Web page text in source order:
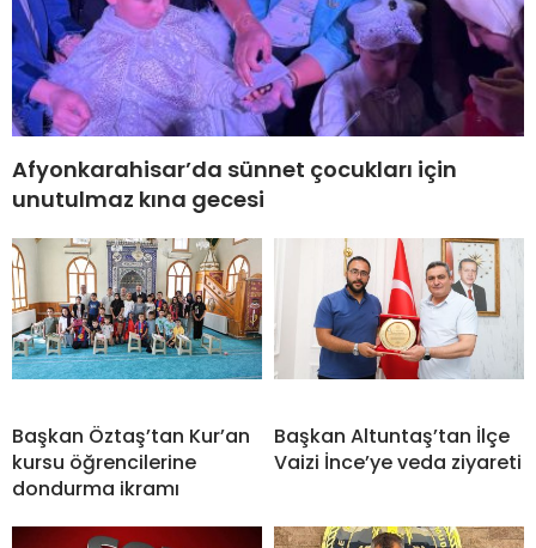
Afyonkarahisar’da sünnet çocukları için
unutulmaz kına gecesi
Başkan Öztaş’tan Kur’an
kursu öğrencilerine
dondurma ikramı
Başkan Altuntaş’tan İlçe
Vaizi İnce’ye veda ziyareti